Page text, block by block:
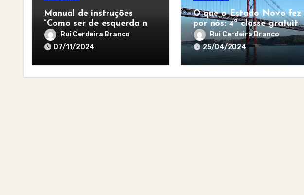
Manual de instruções
“Como ser de esquerda no
pós-apocalipse”
Rui Cerdeira Branco
07/11/2024
O que o Estado Novo fez
por nós: 4ª classe gratuita
para todos
Rui Cerdeira Branco
25/04/2024